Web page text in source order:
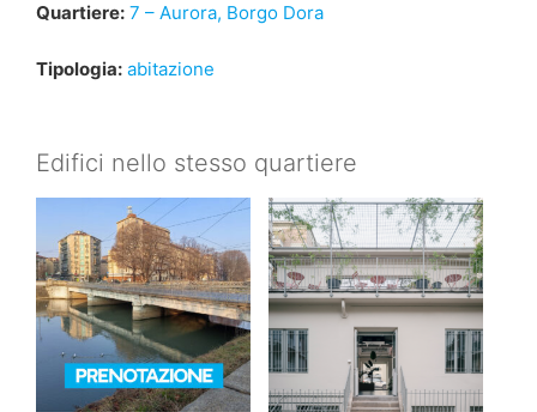
Quartiere: 7 – Aurora, Borgo Dora
Tipologia: abitazione
Edifici nello stesso quartiere